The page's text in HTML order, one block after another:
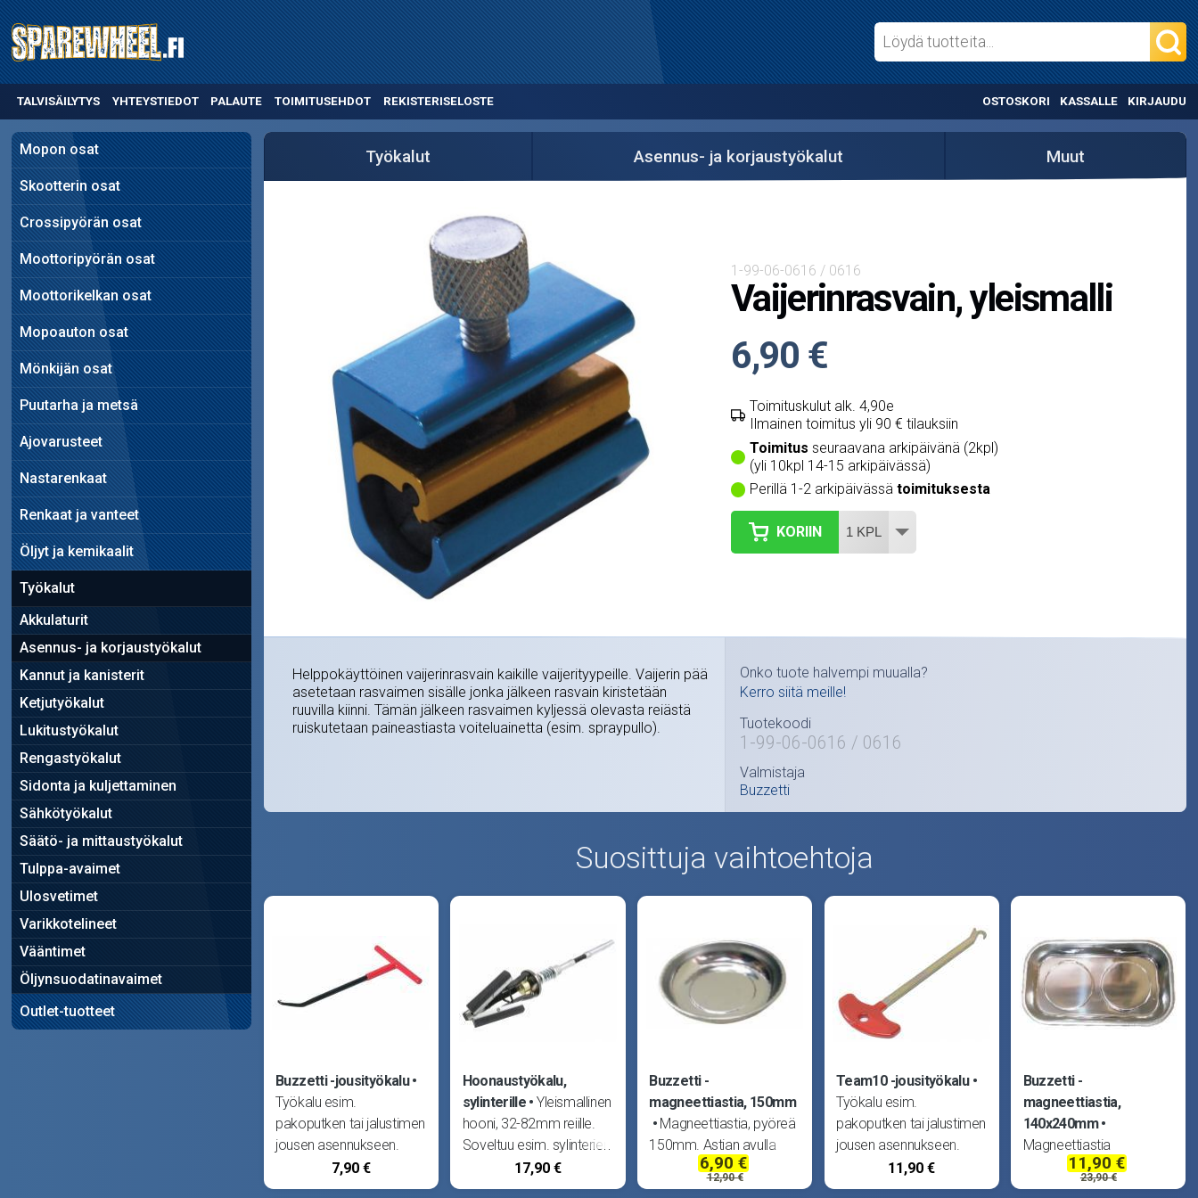
TALVISÄILYTYS YHTEYSTIEDOT PALAUTE TOIMITUSEHDOT REKISTERISELOSTE OSTOSKORI KASSALLE KIRJAUDU
Mopon osat
Skootterin osat
Crossipyörän osat
Moottoripyörän osat
Moottorikelkan osat
Mopoauton osat
Mönkijän osat
Puutarha ja metsä
Ajovarusteet
Nastarenkaat
Renkaat ja vanteet
Öljyt ja kemikaalit
Työkalut
Akkulaturit
Asennus- ja korjaustyökalut
Kannut ja kanisterit
Ketjutyökalut
Lukitustyökalut
Rengastyökalut
Sidonta ja kuljettaminen
Sähkötyökalut
Säätö- ja mittaustyökalut
Tulppa-avaimet
Ulosvetimet
Varikkotelineet
Vääntimet
Öljynsuodatinavaimet
Outlet-tuotteet
Työkalut Asennus- ja korjaustyökalut Muut
1-99-06-0616 / 0616
Vaijerinrasvain, yleismalli
6,90 €
Toimituskulut alk. 4,90e
Ilmainen toimitus yli 90 € tilauksiin
Toimitus seuraavana arkipäivänä (2kpl)
(yli 10kpl 14-15 arkipäivässä)
Perillä 1-2 arkipäivässä toimituksesta
KORIIN
Helppokäyttöinen vaijerinrasvain kaikille vaijerityypeille. Vaijerin pää
asetetaan rasvaimen sisälle jonka jälkeen rasvain kiristetään
ruuvilla kiinni. Tämän jälkeen rasvaimen kyljessä olevasta reiästä
ruiskutetaan paineastiasta voiteluainetta (esim. spraypullo).
Onko tuote halvempi muualla?
Kerro siitä meille!
Tuotekoodi
1-99-06-0616 / 0616
Valmistaja
Buzzetti
Suosittuja vaihtoehtoja
Buzzetti -jousityökalu
Työkalu esim.
pakoputken tai jalustimen
jousen asennukseen.
7,90 €
Hoonaustyökalu,
sylinterille
Yleismallinen
hooni, 32-82mm reiille.
Soveltuu esim. sylinterien
kevyeen hoonaukseen.
17,90 €
Buzzetti -
magneettiastia, 150mm
Magneettiastia, pyöreä
150mm. Astian avulla
metalliset mutterit, pultit
ja työkalut pysyvät
6,90 €
12,90 €
Team10 -jousityökalu
Työkalu esim.
pakoputken tai jalustimen
jousen asennukseen.
11,90 €
Buzzetti -
magneettiastia,
140x240mm
Magneettiastia
140x240mm. Astian
avulla metalliset mutterit,
11,90 €
23,90 €